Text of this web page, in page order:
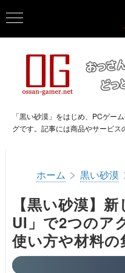
「黒い砂漠」をはじめ、PCゲー
グです。記事には商品やサービス
ホーム > 黒い砂漠
【黒い砂漠】
UI」で2つのア
使い方や材料